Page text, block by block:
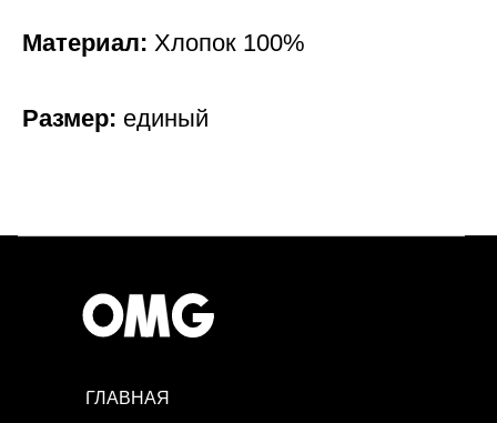
Материал: Хлопок 100%
Размер: единый
ГЛАВНАЯ